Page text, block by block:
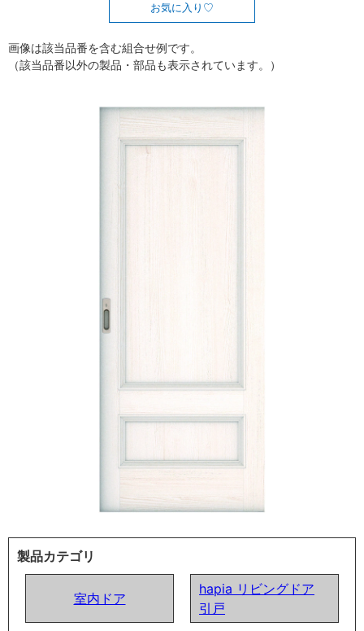
お気に入り
画像は該当品番を含む組合せ例です。
（該当品番以外の製品・部品も表示されています。）
製品カテゴリ
室内ドア
hapia リビングドア
引戸